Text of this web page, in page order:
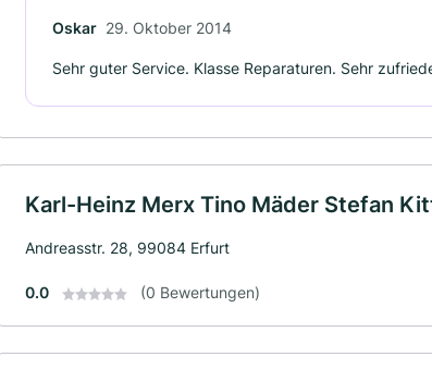
Oskar 29. Oktober 2014
Sehr guter Service. Klasse Reparaturen. Sehr
Karl-Heinz Merx Tino Mäder Stefan
Andreasstr. 28, 99084 Erfurt
0.0 (0 Bewertungen)